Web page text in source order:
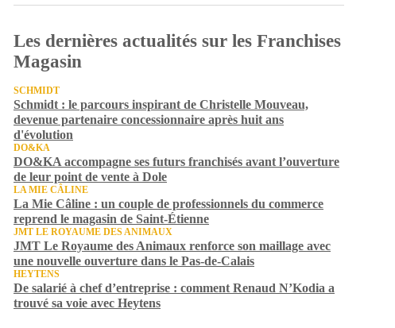
Les dernières actualités sur les Franchises
Magasin
SCHMIDT
Schmidt : le parcours inspirant de Christelle Mouveau,
devenue partenaire concessionnaire après huit ans
d'évolution
DO&KA
DO&KA accompagne ses futurs franchisés avant l’ouverture
de leur point de vente à Dole
LA MIE CÂLINE
La Mie Câline : un couple de professionnels du commerce
reprend le magasin de Saint-Étienne
JMT LE ROYAUME DES ANIMAUX
JMT Le Royaume des Animaux renforce son maillage avec
une nouvelle ouverture dans le Pas-de-Calais
HEYTENS
De salarié à chef d’entreprise : comment Renaud N’Kodia a
trouvé sa voie avec Heytens